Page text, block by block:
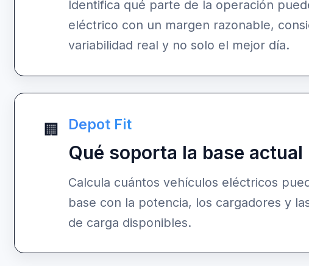
Identifica qué parte de la operación
eléctrico con un margen razonable,
variabilidad real y no solo el mejor día.
🏢 Depot Fit
Qué soporta la base actual
Calcula cuántos vehículos eléctricos
base con la potencia, los cargadores y
de carga disponibles.